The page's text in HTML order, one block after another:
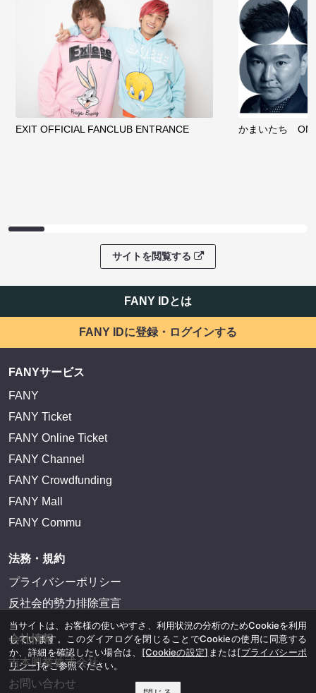
EXIT OFFICIAL FANCLUB ENTRANCE かまいたち
サイトを閲覧する
FANY IDとは
FANY IDに登録・ログインする
FANYサービス
FANY
FANY Ticket
FANY Online Ticket
FANY Channel
FANY Crowdfunding
FANY Mall
FANY Commu
法務・規約
プライバシーポリシー
反社会的勢力排除宣言
会社情報
吉本興業株式会社
お問い合わせ
当サイトは、お客様の使いやすさ、利用状況の分析のためCookieを利用
しています。このダイアログを閉じることでCookieの使用に同意する
か、詳細を確認したい場合は、 [Cookieの設定] または[プライバシーポ
リシー]をご参照ください。